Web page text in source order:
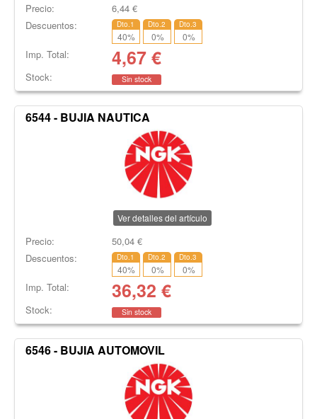
Precio: 6,44€
Descuentos:
Dto.1
40%
Dto.2
0%
Dto.3
0%
Imp. Total: 4,67€
Stock: Sin stock
6544 - BUJIA NAUTICA
Ver detalles del artículo
Precio: 50,04€
Descuentos:
Dto.1
40%
Dto.2
0%
Dto.3
0%
Imp. Total: 36,32 €
Stock: Sin stock
6546 - BUJIA AUTOMOVIL